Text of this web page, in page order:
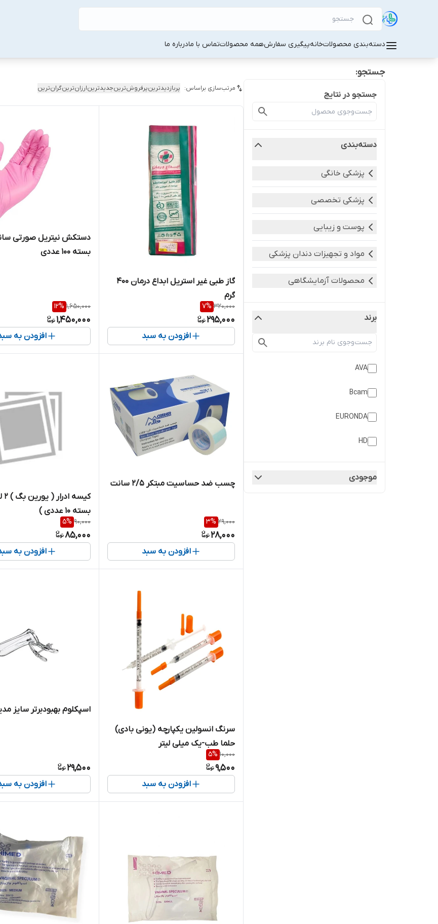
دسته‌بندی محصولاتخانهپیگیری سفارشهمه محصولاتتماس با مادرباره ما
جستجو:
جستجو در نتایج
دسته‌بندی
پزشکی خانگی
پزشکی تخصصی
پوست و زیبایی
مواد و تجهیزات دندان پزشکی
محصولات آزمایشگاهی
برند
AVA
Bcam
EURONDA
HD
موجودی
مرتب‌سازی براساس: پربازدیدترینپرفروش‌ترینجدیدترینارزان‌ترینگران‌ترین
گاز طبی غیر استریل ابداع درمان ۴۰۰
گرم
320,000
7%
295,000
افزودن به سبد
بسته 100 عددی
1,650,000
12%
1,450,000
افزودن به
چسب ضد حساسیت مبتکر 2/5 سانت
29,000
3%
28,000
افزودن به سبد
بسته 10 عددی )
90,000
5%
85,000
افزودن به
سرنگ انسولین یکپارچه (یونی بادی)
حلما طب-یک میلی لیتر
10,000
5%
9,500
افزودن به سبد
اسپکلوم بهبودبرتر سایز
29,500
افزودن به